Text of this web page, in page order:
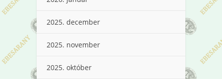
2025. december
2025. november
2025. október